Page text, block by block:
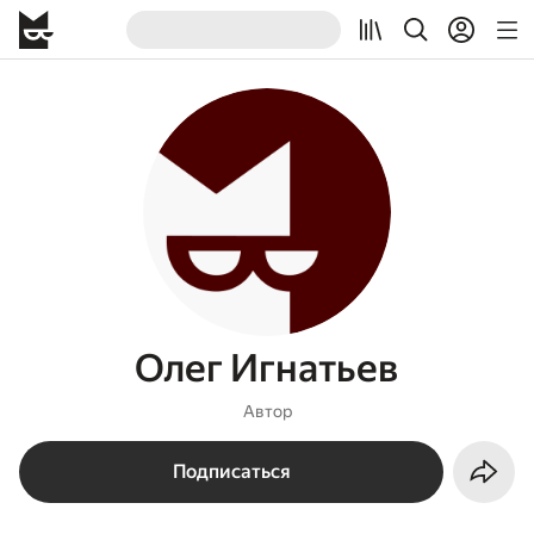
Олег Игнатьев
Автор
Подписаться